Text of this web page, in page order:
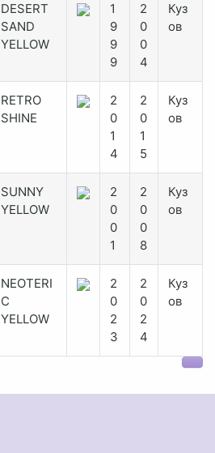
DESERT
SAND
YELLOW
1
9
9
9
2
0
0
4
Куз
ов
RETRO
SHINE
2
0
1
4
2
0
1
5
Куз
ов
SUNNY
YELLOW
2
0
0
1
2
0
0
8
Куз
ов
NEOTERI
C
YELLOW
2
0
2
3
2
0
2
4
Куз
ов